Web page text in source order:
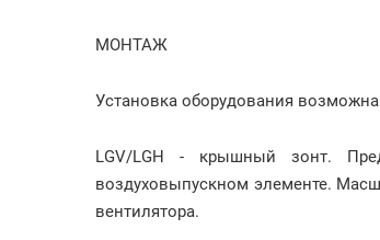
МОНТАЖ
Установка оборудования
LGV/LGH - крышный зонт.
воздуховыпускном элементе.
вентилятора.